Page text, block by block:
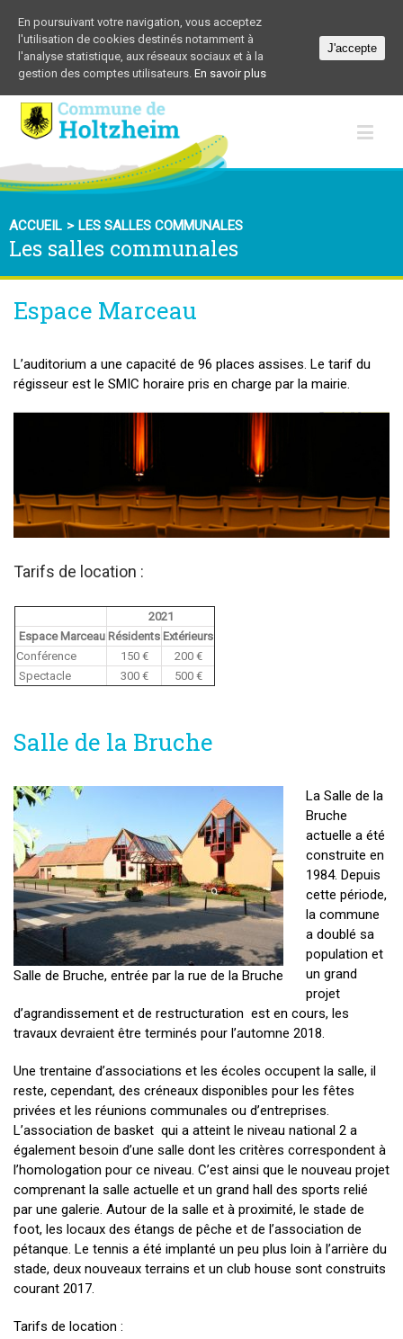
ACCUEIL > LES SALLES COMMUNALES
Les salles communales
Espace Marceau
L’auditorium a une capacité de 96 places assises. Le tarif du
régisseur est le SMIC horaire pris en charge par la mairie.
Tarifs de location :
2021
Espace Marceau Résidents Extérieurs
Conférence
150 €
200 €
Spectacle
300 € 500 €
Salle de la Bruche
Salle de Bruche, entrée par la rue de la Bruche
La Salle de la
Bruche
actuelle a été
construite en
1984. Depuis
cette période,
la commune
a doublé sa
population et
un grand
projet
d’agrandissement et de restructuration est en cours, les
travaux devraient être terminés pour l’automne 2018.
Une trentaine d’associations et les écoles occupent la salle, il
reste, cependant, des créneaux disponibles pour les fêtes
privées et les réunions communales ou d’entreprises.
L’association de basket qui a atteint le niveau national 2 a
également besoin d’une salle dont les critères correspondent à
l’homologation pour ce niveau. C’est ainsi que le nouveau projet
comprenant la salle actuelle et un grand hall des sports relié
par une galerie. Autour de la salle et à proximité, le stade de
foot, les locaux des étangs de pêche et de l’association de
pétanque. Le tennis a été implanté un peu plus loin à l’arrière du
stade, deux nouveaux terrains et un club house sont construits
courant 2017.
Tarifs de location :
En poursuivant votre navigation, vous acceptez
l'utilisation de cookies destinés notamment à
l'analyse statistique, aux réseaux sociaux et à la
gestion des comptes utilisateurs. En savoir plus
J'accepte